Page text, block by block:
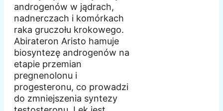
androgenów w jądrach,
nadnerczach i komórkach
raka gruczołu krokowego.
Abirateron Aristo hamuje
biosyntezę androgenów na
etapie przemian
pregnenolonu i
progesteronu, co prowadzi
do zmniejszenia syntezy